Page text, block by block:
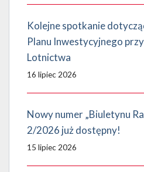
Kolejne spotkanie
Planu Inwestycyjnego
Lotnictwa
16 lipiec 2026
Nowy numer „Biuletynu
2/2026 już dostępny!
15 lipiec 2026